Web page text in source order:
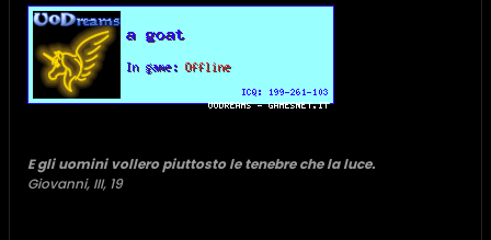
E gli uomini vollero piuttosto le tenebre che la luce.
Giovanni, III, 19